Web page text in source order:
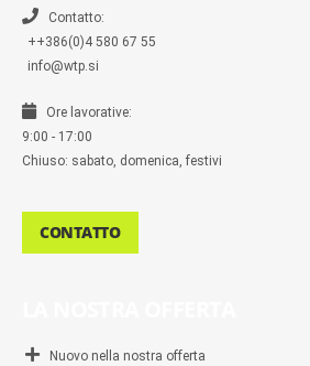
r
Contatto:
++386(0)4 580 67 55
info@wtp.si
Ore lavorative:
9:00 - 17:00
Chiuso: sabato, domenica, festivi
CONTATTO
Nuovo nella nostra offerta